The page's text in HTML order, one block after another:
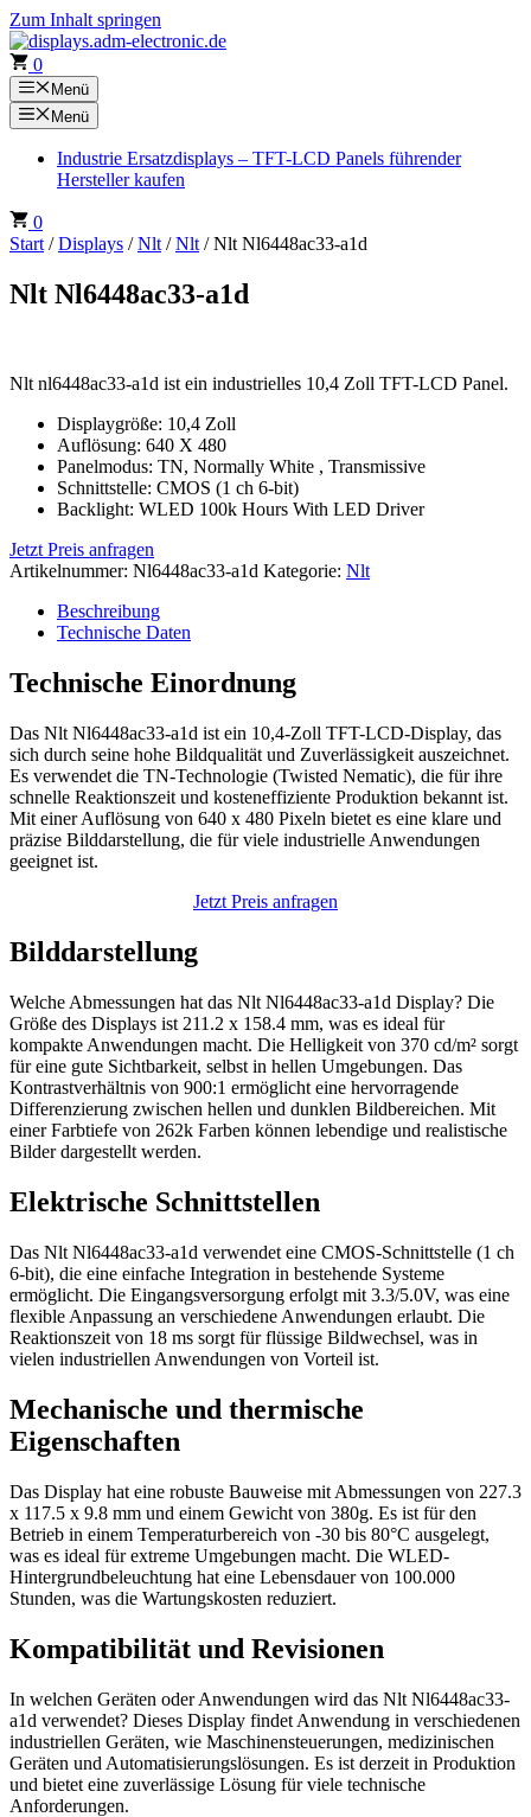
Zum Inhalt springen
0
Menü
Menü
Industrie Ersatzdisplays – TFT-LCD Panels führender
Hersteller kaufen
0
Start /Displays /Nlt /Nlt / Nlt Nl6448ac33-a1d
Nlt Nl6448ac33-a1d
Nlt nl6448ac33-a1d ist ein industrielles 10,4 Zoll TFT-LCD Panel.
Displaygröße: 10,4 Zoll
Auflösung: 640 X 480
Panelmodus: TN, Normally White , Transmissive
Schnittstelle: CMOS (1 ch 6-bit)
Backlight: WLED 100k Hours With LED Driver
Jetzt Preis anfragen
Artikelnummer: Nl6448ac33-a1d Kategorie: Nlt
Beschreibung
Technische Daten
Technische Einordnung
Das Nlt Nl6448ac33-a1d ist ein 10,4-Zoll TFT-LCD-Display, das
sich durch seine hohe Bildqualität und Zuverlässigkeit auszeichnet.
Es verwendet die TN-Technologie (Twisted Nematic), die für ihre
schnelle Reaktionszeit und kosteneffiziente Produktion bekannt ist.
Mit einer Auflösung von 640 x 480 Pixeln bietet es eine klare und
präzise Bilddarstellung, die für viele industrielle Anwendungen
geeignet ist.
Jetzt Preis anfragen
Bilddarstellung
Welche Abmessungen hat das Nlt Nl6448ac33-a1d Display? Die
Größe des Displays ist 211.2 x 158.4 mm, was es ideal für
kompakte Anwendungen macht. Die Helligkeit von 370 cd/m² sorgt
für eine gute Sichtbarkeit, selbst in hellen Umgebungen. Das
Kontrastverhältnis von 900:1 ermöglicht eine hervorragende
Differenzierung zwischen hellen und dunklen Bildbereichen. Mit
einer Farbtiefe von 262k Farben können lebendige und realistische
Bilder dargestellt werden.
Elektrische Schnittstellen
Das Nlt Nl6448ac33-a1d verwendet eine CMOS-Schnittstelle (1 ch
6-bit), die eine einfache Integration in bestehende Systeme
ermöglicht. Die Eingangsversorgung erfolgt mit 3.3/5.0V, was eine
flexible Anpassung an verschiedene Anwendungen erlaubt. Die
Reaktionszeit von 18 ms sorgt für flüssige Bildwechsel, was in
vielen industriellen Anwendungen von Vorteil ist.
Mechanische und thermische
Eigenschaften
Das Display hat eine robuste Bauweise mit Abmessungen von 227.3
x 117.5 x 9.8 mm und einem Gewicht von 380g. Es ist für den
Betrieb in einem Temperaturbereich von -30 bis 80°C ausgelegt,
was es ideal für extreme Umgebungen macht. Die WLED-
Hintergrundbeleuchtung hat eine Lebensdauer von 100.000
Stunden, was die Wartungskosten reduziert.
Kompatibilität und Revisionen
In welchen Geräten oder Anwendungen wird das Nlt Nl6448ac33-
a1d verwendet? Dieses Display findet Anwendung in verschiedenen
industriellen Geräten, wie Maschinensteuerungen, medizinischen
Geräten und Automatisierungslösungen. Es ist derzeit in Produktion
und bietet eine zuverlässige Lösung für viele technische
Anforderungen.